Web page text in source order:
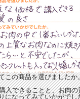
この商品を選びましたか
入できることと、お肉の
になってみていかがでし